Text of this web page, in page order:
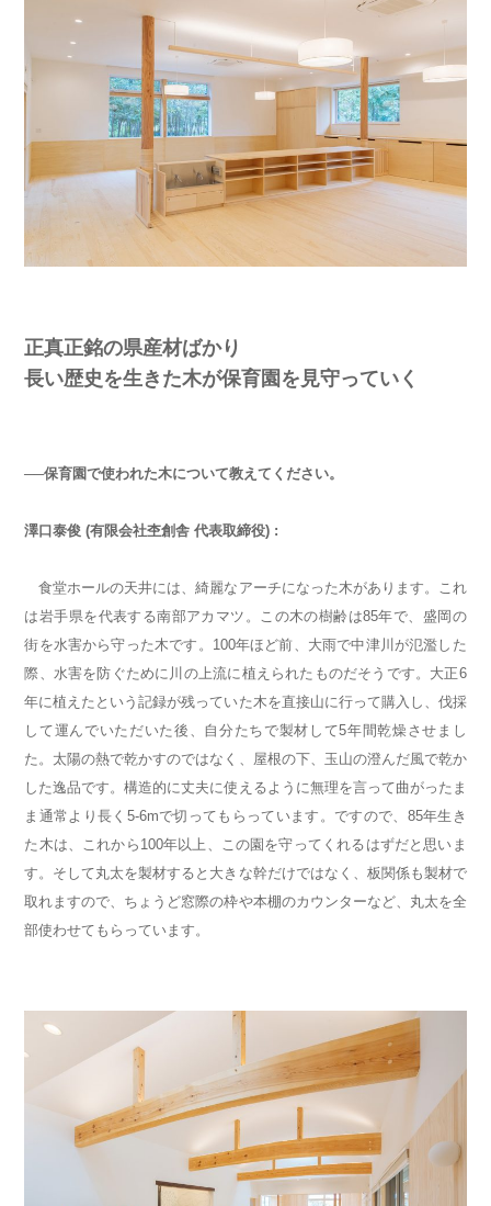
正真正銘の県産材ばかり
長い歴史を生きた木が保育園を見守っていく
──保育園で使われた木について教えてください。
澤口泰俊 (有限会社杢創舎 代表取締役) :
食堂ホールの天井には、綺麗なアーチになった木があります。これ
は岩手県を代表する南部アカマツ。この木の樹齢は85年で、盛岡の
街を水害から守った木です。100年ほど前、大雨で中津川が氾濫した
際、水害を防ぐために川の上流に植えられたものだそうです。大正6
年に植えたという記録が残っていた木を直接山に行って購入し、伐採
して運んでいただいた後、自分たちで製材して5年間乾燥させまし
た。太陽の熱で乾かすのではなく、屋根の下、玉山の澄んだ風で乾か
した逸品です。構造的に丈夫に使えるように無理を言って曲がったま
ま通常より長く5-6mで切ってもらっています。ですので、85年生き
た木は、これから100年以上、この園を守ってくれるはずだと思いま
す。そして丸太を製材すると大きな幹だけではなく、板関係も製材で
取れますので、ちょうど窓際の枠や本棚のカウンターなど、丸太を全
部使わせてもらっています。